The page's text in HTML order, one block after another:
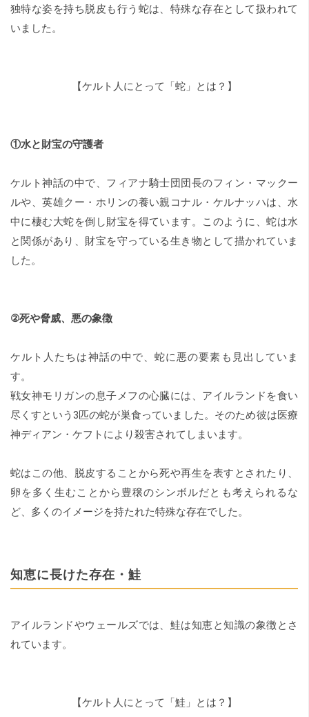
独特な姿を持ち脱皮も行う蛇は、特殊な存在として扱われて
いました。
【ケルト人にとって「蛇」とは？】
①水と財宝の守護者
ケルト神話の中で、フィアナ騎士団団長のフィン・マックー
ルや、英雄クー・ホリンの養い親コナル・ケルナッハは、水
中に棲む大蛇を倒し財宝を得ています。このように、蛇は水
と関係があり、財宝を守っている生き物として描かれていま
した。
②死や脅威、悪の象徴
ケルト人たちは神話の中で、蛇に悪の要素も見出していま
す。
戦女神モリガンの息子メフの心臓には、アイルランドを食い
尽くすという3匹の蛇が巣食っていました。そのため彼は医療
神ディアン・ケフトにより殺害されてしまいます。
蛇はこの他、脱皮することから死や再生を表すとされたり、
卵を多く生むことから豊穣のシンボルだとも考えられるな
ど、多くのイメージを持たれた特殊な存在でした。
知恵に長けた存在・鮭
アイルランドやウェールズでは、鮭は知恵と知識の象徴とさ
れています。
【ケルト人にとって「鮭」とは？】